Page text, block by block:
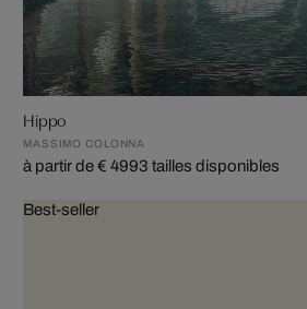
Hippo
MASSIMO COLONNA
à partir de € 4993 tailles disponibles
Best-seller